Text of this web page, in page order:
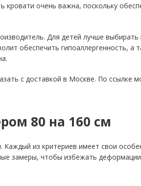
очень важна, поскольку
Для детей лучше выбирать
обеспечить гипоаллергенность, а
с доставкой в Москве. По ссылке
80 на 160 см
Каждый из критериев имеет свои
замеры, чтобы избежать